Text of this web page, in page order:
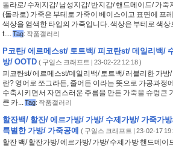
돌라로/ 수제지갑/ 남성지갑/ 반지갑/ 핸드메이드/ 가
(돌라로) 가죽은 부테로 가죽이 베이스이고 표면에 프
색상을 염색한 타입의 가죽입니다. 색상은 부테로 색
t....Tag: 작품갤러리
P코탄/ 에르메스st/ 토트백/ 피코탄st/ 데일리백/
방/ OOTD ( 구일스 크래프트 | 23-02-22 12:18 )
피코탄st/ 에르메스st/데일리백/ 토트백/ 러블리한 가방
란? 영어로 쪼그라든, 줄어든 이라는 뜻으로 가공과정
수축시키면서 자연스러운 주름을 만든 가죽을 슈렁큰
큰 카...Tag: 작품갤러리
할잔백/ 할잔/ 에르가방/ 가방/ 수제가방/ 가죽가
특별한 가방/ 가죽공예
( 구일스 크래프트 | 23-02-17
할잔 백/ 할잔가방/ 에르가방/ 가방/ 수제가방 핸드메이